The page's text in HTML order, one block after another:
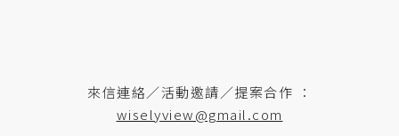
來信連絡／活動邀請／提案合作 ：
wiselyview@gmail.com